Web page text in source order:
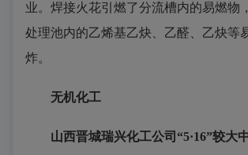
业。焊接火花引燃了分流槽内的易燃物
处理池内的乙烯基乙炔、乙醛、乙炔等
炸。
无机化工
山西晋城瑞兴化工公司“5·16”较大